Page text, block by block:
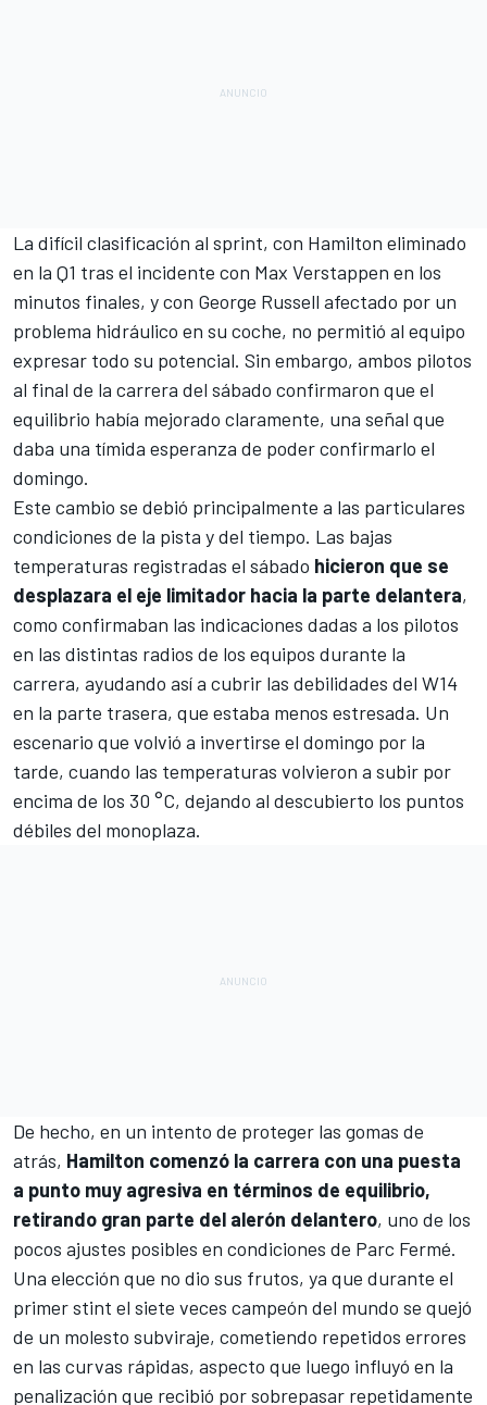
La difícil clasificación al sprint, con Hamilton eliminado
en la Q1 tras el incidente con Max Verstappen en los
minutos finales, y con George Russell afectado por un
problema hidráulico en su coche, no permitió al equipo
expresar todo su potencial. Sin embargo, ambos pilotos
al final de la carrera del sábado confirmaron que el
equilibrio había mejorado claramente, una señal que
daba una tímida esperanza de poder confirmarlo el
domingo.
Este cambio se debió principalmente a las particulares
condiciones de la pista y del tiempo. Las bajas
temperaturas registradas el sábado hicieron que se
desplazara el eje limitador hacia la parte delantera,
como confirmaban las indicaciones dadas a los pilotos
en las distintas radios de los equipos durante la
carrera, ayudando así a cubrir las debilidades del W14
en la parte trasera, que estaba menos estresada. Un
escenario que volvió a invertirse el domingo por la
tarde, cuando las temperaturas volvieron a subir por
encima de los 30 °C, dejando al descubierto los puntos
débiles del monoplaza.
De hecho, en un intento de proteger las gomas de
atrás, Hamilton comenzó la carrera con una puesta
a punto muy agresiva en términos de equilibrio,
retirando gran parte del alerón delantero, uno de los
pocos ajustes posibles en condiciones de Parc Fermé.
Una elección que no dio sus frutos, ya que durante el
primer stint el siete veces campeón del mundo se quejó
de un molesto subviraje, cometiendo repetidos errores
en las curvas rápidas, aspecto que luego influyó en la
penalización que recibió por sobrepasar repetidamente